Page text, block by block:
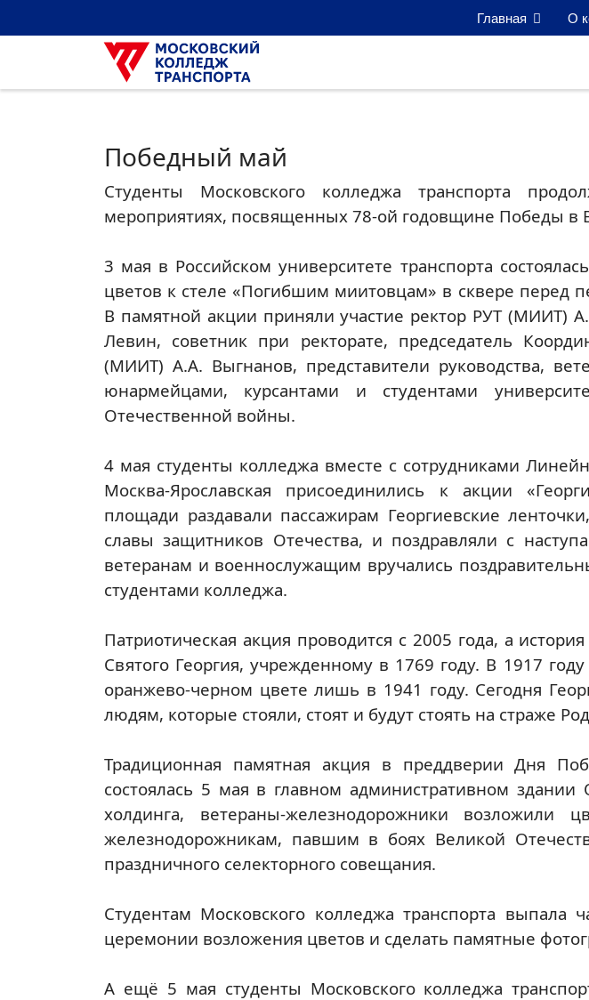
Главная О
Победный май
Студенты Московского колледжа транспорта
мероприятиях, посвященных 78-ой годовщине Победы в
3 мая в Российском университете транспорта
цветов к стеле «Погибшим миитовцам» в сквере перед
В памятной акции приняли участие ректор РУТ (МИИТ)
Левин, советник при ректорате, председатель
(МИИТ) А.А. Выгнанов, представители руководства,
юнармейцами, курсантами и студентами
Отечественной войны.
4 мая студенты колледжа вместе с сотрудниками
Москва-Ярославская присоединились к акции
площади раздавали пассажирам Георгиевские
славы защитников Отечества, и поздравляли с
ветеранам и военнослужащим вручались
студентами колледжа.
Патриотическая акция проводится с 2005 года, а
Святого Георгия, учрежденному в 1769 году. В 1917
оранжево-черном цвете лишь в 1941 году. Сегодня
людям, которые стояли, стоят и будут стоять на страже
Традиционная памятная акция в преддверии Дня
состоялась 5 мая в главном административном
холдинга, ветераны-железнодорожники возложили
железнодорожникам, павшим в боях Великой
праздничного селекторного совещания.
Студентам Московского колледжа транспорта выпала
церемонии возложения цветов и сделать памятные
А ещё 5 мая студенты Московского колледжа